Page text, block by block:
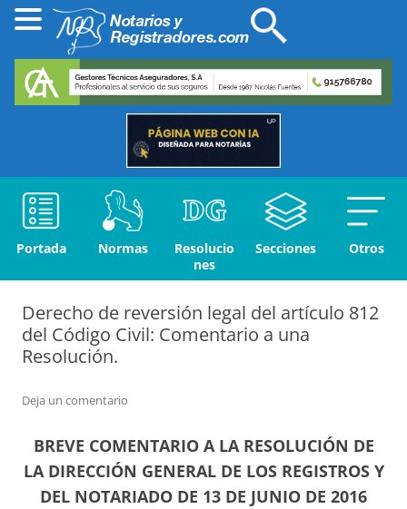
Portada Normas
Resolucio
nes
Secciones Otros
Derecho de reversión legal del artículo 812
del Código Civil: Comentario a una
Resolución.
Deja un comentario
BREVE COMENTARIO A LA RESOLUCIÓN DE
LA DIRECCIÓN GENERAL DE LOS REGISTROS Y
DEL NOTARIADO DE 13 DE JUNIO DE 2016